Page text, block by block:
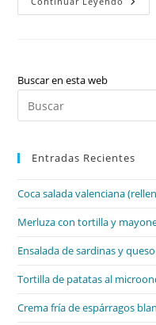
U.4
Buscar en esta web
Entradas Recientes
Coca salada valenciana
Merluza con tortilla y
Ensalada de sardinas y queso
Tortilla de patatas al
Crema fría de espárragos